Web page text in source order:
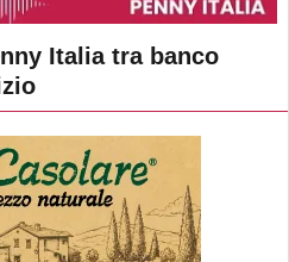
Italia tra banco